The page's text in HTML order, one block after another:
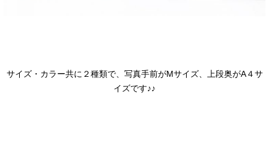
サイズ・カラー共に２種類で、写真手前がMサイズ、上段奥がA４サ
イズです♪♪